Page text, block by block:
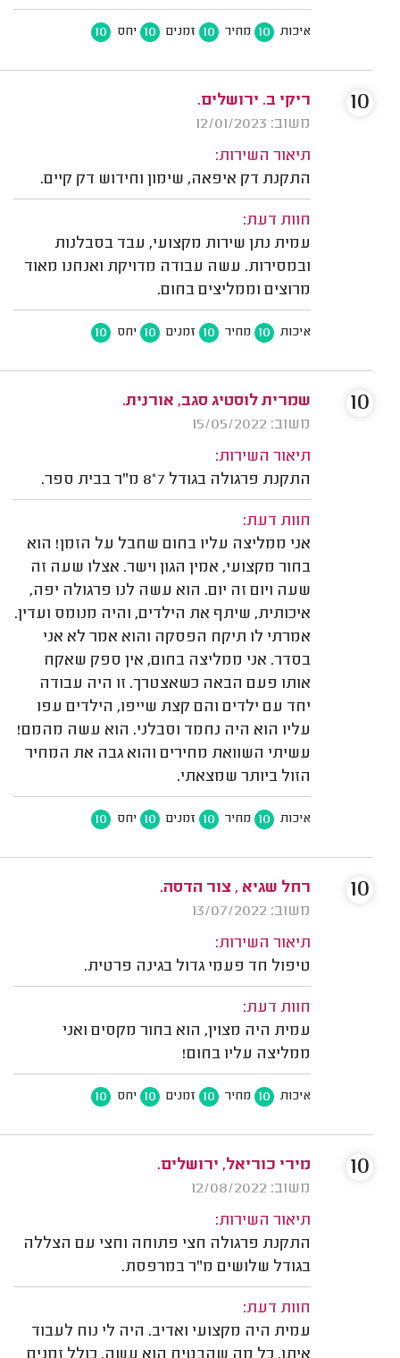
איכות 10 מחיר 10 זמנים 10 יחס 10
ריקי ב. ירושלים.
משוב: 12/01/2023
תיאור השירות:
התקנת דק איפאה, שימון וחידוש דק קיים.
חוות דעת:
עמית נתן שירות מקצועי, עבד בסבלנות
ובמסירות. עשה עבודה מדויקת ואנחנו מאוד
מרוצים וממליצים בחום.
איכות 10 מחיר 10 זמנים 10 יחס 10
10
שמרית לוסטיג סגב, אורנית.
משוב: 15/05/2022
תיאור השירות:
התקנת פרגולה בגודל 7*8 מ"ר בבית ספר.
חוות דעת:
אני ממליצה עליו בחום שחבל על הזמן! הוא
בחור מקצועי, אמין הגון וישר. אצלו שעה זה
שעה ויום זה יום. הוא עשה לנו פרגולה יפה,
איכותית, שיתף את הילדים, והיה מנומס ועדין.
אמרתי לו תיקח הפסקה והוא אמר לא אני
בסדר. אני ממליצה בחום, אין ספק שאקח
אותו פעם הבאה כשאצטרך. זו היה עבודה
יחד עם ילדים והם קצת שייפו, הילדים עפו
עליו הוא היה נחמד וסבלני. הוא עשה מהמם!
עשיתי השוואת מחירים והוא גבה את המחיר
הזול ביותר שמצאתי.
איכות 10 מחיר 10 זמנים 10 יחס 10
10
רחל שגיא , צור הדסה.
משוב: 13/07/2022
תיאור השירות:
טיפול חד פעמי גדול בגינה פרטית.
חוות דעת:
עמית היה מצוין, הוא בחור מקסים ואני
ממליצה עליו בחום!
איכות 10 מחיר 10 זמנים 10 יחס 10
10
מירי כוריאל, ירושלים.
משוב: 12/08/2022
תיאור השירות:
התקנת פרגולה חצי פתוחה וחצי עם הצללה
בגודל שלושים מ"ר במרפסת.
חוות דעת:
עמית היה מקצועי ואדיב. היה לי נוח לעבוד
10